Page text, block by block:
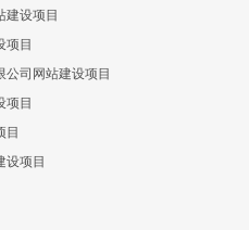
建设项目
项目
公司网站建设项目
项目
目
设项目